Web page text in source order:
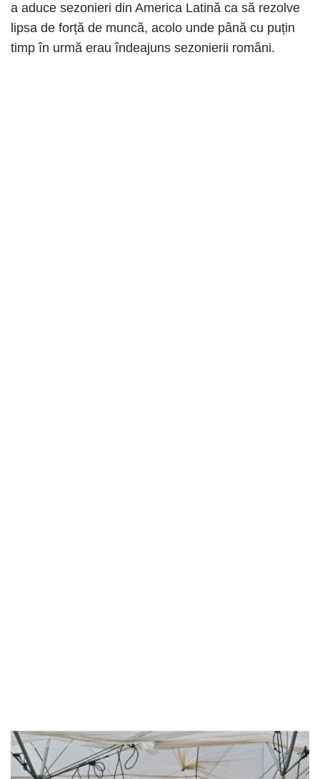
a aduce sezonieri din America Latină ca să rezolve
lipsa de forță de muncă, acolo unde până cu puțin
timp în urmă erau îndeajuns sezonierii români.